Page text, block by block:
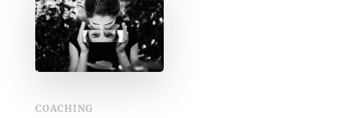
COACHING